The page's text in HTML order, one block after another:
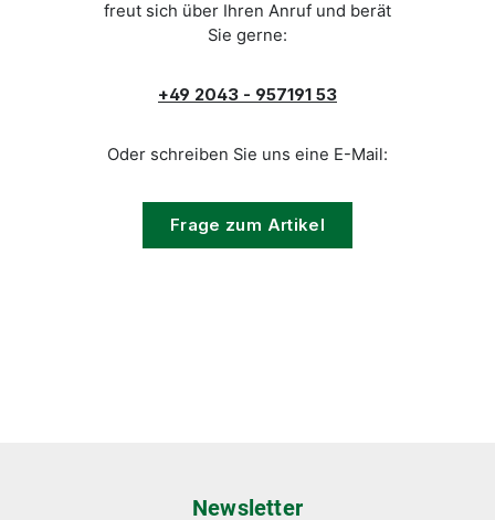
freut sich über Ihren Anruf und berät
Sie gerne:
+49 2043 - 957191 53
Oder schreiben Sie uns eine E-Mail:
Frage zum Artikel
Newsletter